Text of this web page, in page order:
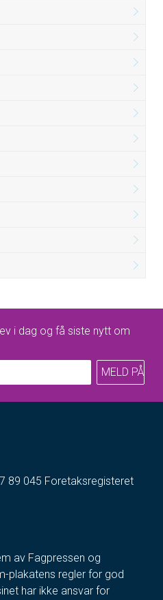
i dag og få siste nytt om
89 045 Foretaksregisteret
av Fagpressen og
plakatens regler for god
har ikke ansvar for